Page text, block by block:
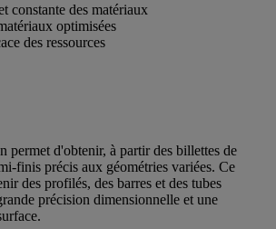
constante des matériaux
optimisées
des ressources
permet d'obtenir, à partir des billettes de
finis précis aux géométries variées. Ce
des profilés, des barres et des tubes
précision dimensionnelle et une